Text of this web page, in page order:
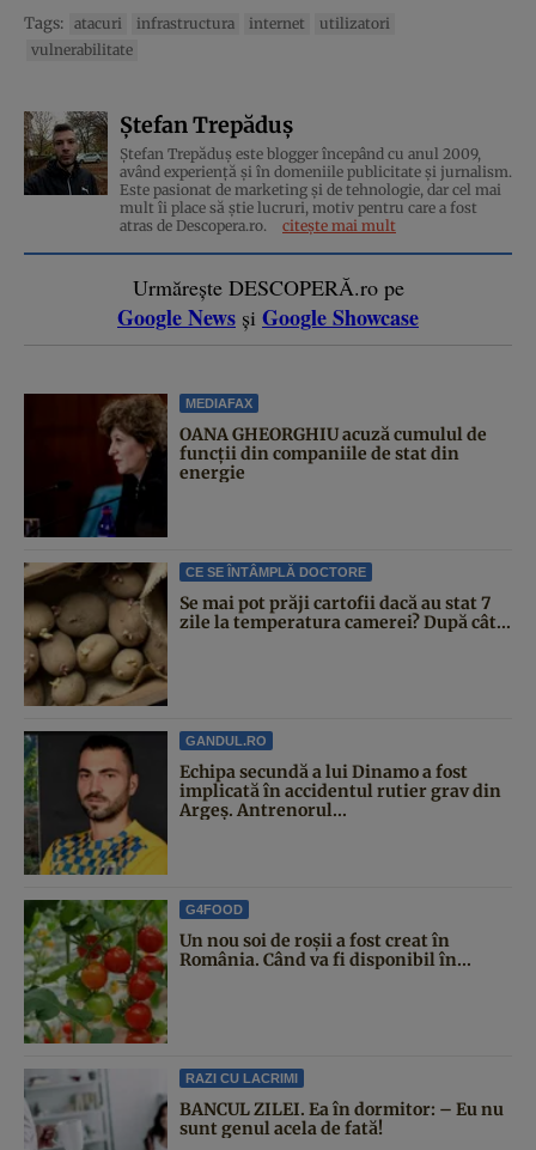
Tags: atacuri infrastructura internet
utilizatori
vulnerabilitate
Ștefan Trepăduș
Ștefan Trepăduș este blogger începând cu anul 2009,
având experiență și în domeniile publicitate și jurnalism.
Este pasionat de marketing și de tehnologie, dar cel mai
mult îi place să știe lucruri, motiv pentru care a fost
atras de Descopera.ro.
citește mai mult
Urmărește DESCOPERĂ.ro pe
Google News și Google Showcase
MEDIAFAX
OANA GHEORGHIU acuză cumulul de
funcții din companiile de stat din
energie
CE SE ÎNTÂMPLĂ DOCTORE
Se mai pot prăji cartofii dacă au stat 7
zile la temperatura camerei? După cât...
GANDUL.RO
Echipa secundă a lui Dinamo a fost
implicată în accidentul rutier grav din
Argeș. Antrenorul...
G4FOOD
Un nou soi de roșii a fost creat în
România. Când va fi disponibil în...
RAZI CU LACRIMI
BANCUL ZILEI. Ea în dormitor: – Eu nu
sunt genul acela de fată!